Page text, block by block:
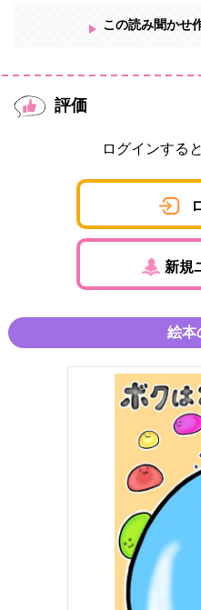
この読み聞かせ
評価
ログインする
新規
絵本